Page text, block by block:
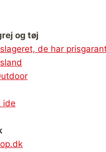
og tøj
de har
ide